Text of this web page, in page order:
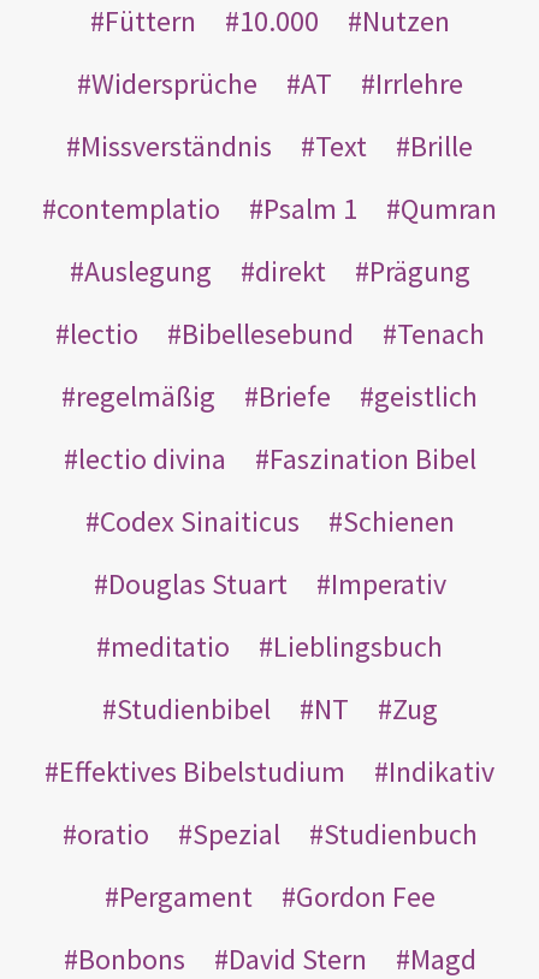
Füttern
10.000
Nutzen
Widersprüche
AT
Irrlehre
Missverständnis
Text
Brille
contemplatio
Psalm 1
Qumran
Auslegung
direkt
Prägung
lectio
Bibellesebund
Tenach
regelmäßig
Briefe
geistlich
lectio divina
Faszination Bibel
Codex Sinaiticus
Schienen
Douglas Stuart
Imperativ
meditatio
Lieblingsbuch
Studienbibel
NT
Zug
Effektives Bibelstudium
Indikativ
oratio
Spezial
Studienbuch
Pergament
Gordon Fee
Bonbons
David Stern
Magd